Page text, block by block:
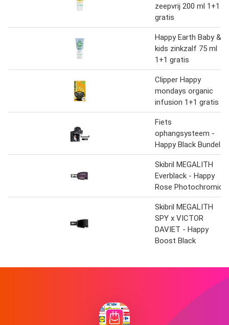
zeepvrij 200 ml 1+1
gratis
Happy Earth Baby &
kids zinkzalf 75 ml
1+1 gratis
Clipper Happy
mondays organic
infusion 1+1 gratis
Fiets
ophangsysteem -
Happy Black Bundel
Skibril MEGALITH
Everblack - Happy
Rose Photochromic
Skibril MEGALITH
SPY x VICTOR
DAVIET - Happy
Boost Black